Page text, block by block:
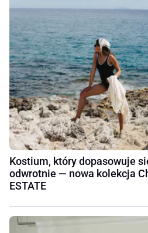
Kostium, który dopasowuje
odwrotnie — nowa kolekcja
ESTATE